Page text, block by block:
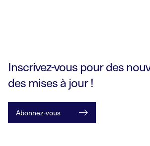
Inscrivez-vous pour des
des mises à jour !
Abonnez-vous